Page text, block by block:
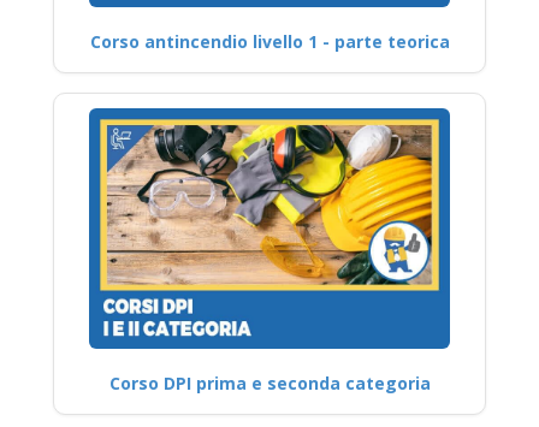
Corso antincendio livello 1 - parte teorica
Corso DPI prima e seconda categoria